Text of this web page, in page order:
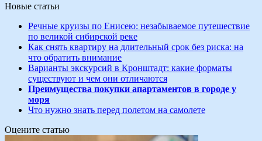
Новые статьи
Речные круизы по Енисею: незабываемое путешествие
по великой сибирской реке
Как снять квартиру на длительный срок без риска: на
что обратить внимание
Варианты экскурсий в Кронштадт: какие форматы
существуют и чем они отличаются
Преимущества покупки апартаментов в городе у
моря
Что нужно знать перед полетом на самолете
Оцените статью